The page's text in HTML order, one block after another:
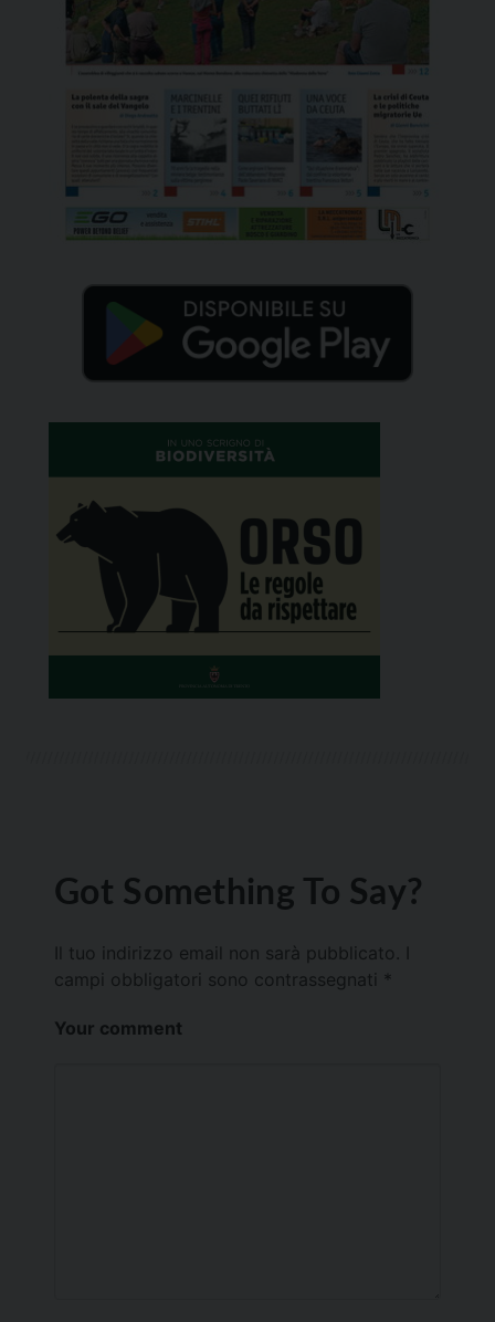
Got Something To Say?
Il tuo indirizzo email non sarà pubblicato.
campi obbligatori sono contrassegnati *
Your comment